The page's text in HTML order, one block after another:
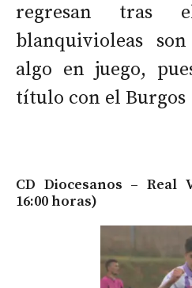
regresan tras
blanquivioleas
algo en juego,
título con el Burgos
CD Diocesanos – Real
16:00 horas)